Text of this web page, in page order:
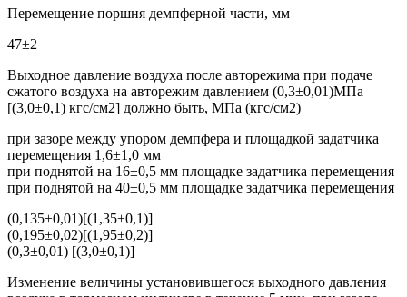
Перемещение поршня демпферной части, мм
47±2
Выходное давление воздуха после авторежима при подаче
сжатого воздуха на авторежим давлением (0,3±0,01)МПа
[(3,0±0,1) кгс/см2] должно быть, МПа (кгс/см2)
при зазоре между упором демпфера и площадкой задатчика
перемещения 1,6±1,0 мм
при поднятой на 16±0,5 мм площадке задатчика перемещения
при поднятой на 40±0,5 мм площадке задатчика перемещения
(0,135±0,01)[(1,35±0,1)]
(0,195±0,02)[(1,95±0,2)]
(0,3±0,01) [(3,0±0,1)]
Изменение величины установившегося выходного давления